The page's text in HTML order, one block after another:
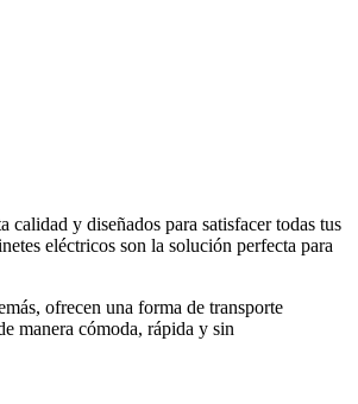
y diseñados para satisfacer todas tus
eléctricos son la solución perfecta para
ofrecen una forma de transporte
manera cómoda, rápida y sin